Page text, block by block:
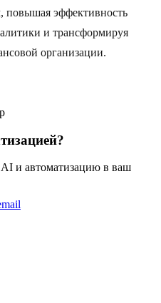
повышая эффективность
и трансформируя
организации.
и автоматизацию в ваш